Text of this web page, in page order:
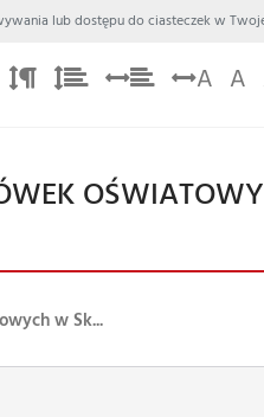
lub dostępu do ciasteczek w
A A
w Sk...